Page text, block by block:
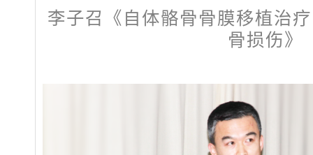
李子召《自体骼骨骨膜移植治
骨损伤》